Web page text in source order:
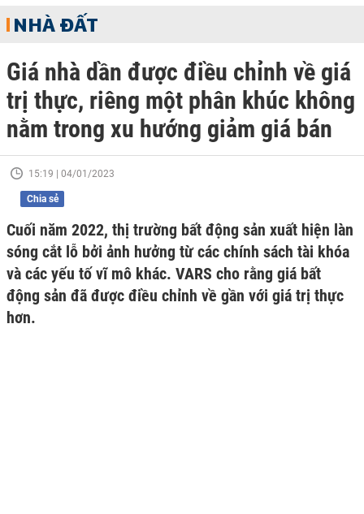
NHÀ ĐẤT
Giá nhà dần được điều chỉnh về giá
trị thực, riêng một phân khúc không
nằm trong xu hướng giảm giá bán
15:19 | 04/01/2023
Chia sẻ
Cuối năm 2022, thị trường bất động sản xuất hiện làn
sóng cắt lỗ bởi ảnh hưởng từ các chính sách tài khóa
và các yếu tố vĩ mô khác. VARS cho rằng giá bất
động sản đã được điều chỉnh về gần với giá trị thực
hơn.